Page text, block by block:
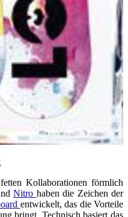
Kollaborationen förmlich
Nitro haben die Zeichen der
entwickelt, das die Vorteile
bringt. Technisch basiert das